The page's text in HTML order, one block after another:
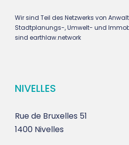
Wir sind Teil des Netzwerks von
Stadtplanungs-, Umwelt- und
sind earthlaw.network
NIVELLES
Rue de Bruxelles 51
1400 Nivelles